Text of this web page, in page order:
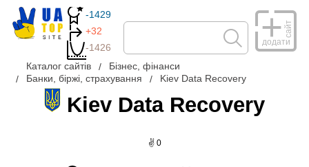
-1429
+32
-1426
додати
сайт
Каталог сайтів
Бізнес, фінанси
Банки, біржі, страхування
Kiev Data Recovery
Kiev Data Recovery
✌ 0